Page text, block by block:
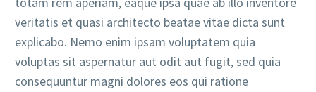
veritatis et quasi architecto beatae vitae dicta sunt
explicabo. Nemo enim ipsam voluptatem quia
voluptas sit aspernatur aut odit aut fugit, sed quia
consequuntur magni dolores eos qui ratione